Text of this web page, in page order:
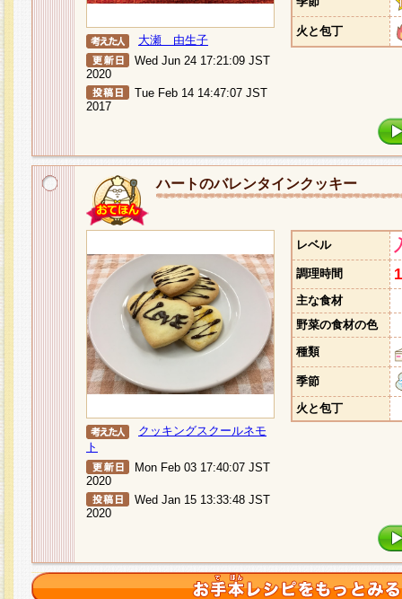
大瀬 由生子
Wed Jun 24 17:21:09 JST
2020
Tue Feb 14 14:47:07 JST
2017
火と包丁
ハートのバレンタインクッキー
クッキングスクールネモ
ト
Mon Feb 03 17:40:07 JST
2020
Wed Jan 15 13:33:48 JST
2020
レベル
調理時間
主な食材
野菜の食材の色
種類
季節
火と包丁